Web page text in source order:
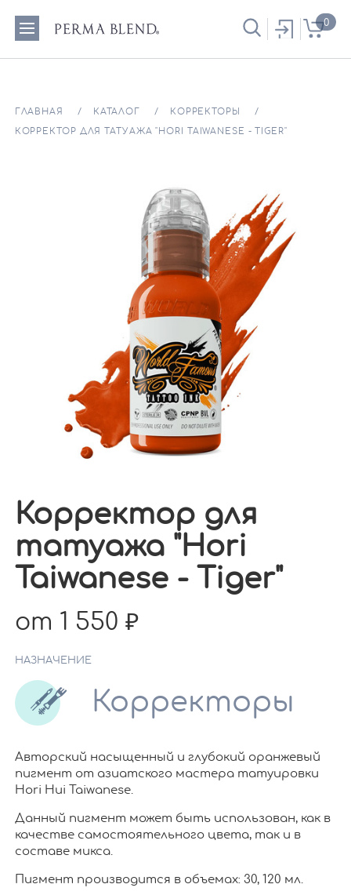
0
ГЛАВНАЯ КАТАЛОГ КОРРЕКТОРЫ
КОРРЕКТОР ДЛЯ ТАТУАЖА "HORI TAIWANESE - TIGER"
Корректор для
татуажа "Hori
Taiwanese - Tiger"
от 1 550
НАЗНАЧЕНИЕ
Корректоры
Авторский насыщенный и глубокий оранжевый
пигмент от азиатского мастера татуировки
Hori Hui Taiwanese.
Данный пигмент может быть использован, как в
качестве самостоятельного цвета, так и в
составе микса.
Пигмент производится в объемах: 30, 120 мл.